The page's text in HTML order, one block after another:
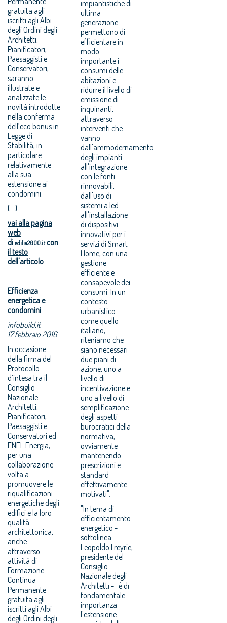
gratuita agli
iscritti agli Albi
degli Ordini degli
Architetti,
Pianificatori,
Paesaggisti e
Conservatori,
saranno
illustrate e
analizzate le
novità introdotte
nella conferma
dell’eco bonus in
Legge di
Stabilità, in
particolare
relativamente
alla sua
estensione ai
condomini.
(...)
vai alla pagina
web
di edilia2000.itcon
il testo
dell'articolo
Efficienza
energetica e
condomini
infobuild.it
17 febbraio 2016
In occasione
della firma del
Protocollo
d’intesa tra il
Consiglio
Nazionale
Architetti,
Pianificatori,
Paesaggisti e
Conservatori ed
ENEL Energia,
per una
collaborazione
volta a
promuovere le
riqualificazioni
energetiche degli
edifici e la loro
qualità
architettonica,
anche
attraverso
attività di
Formazione
Continua
Permanente
gratuita agli
iscritti agli Albi
degli Ordini degli
impiantistiche di
ultima
generazione
permettono di
efficientare in
modo
importante i
consumi delle
abitazioni e
ridurre il livello di
emissione di
inquinanti,
attraverso
interventi che
vanno
dall'ammodernamento
degli impianti
all'integrazione
con le fonti
rinnovabili,
dall'uso di
sistemi a led
all'installazione
di dispositivi
innovativi per i
servizi di Smart
Home, con una
gestione
efficiente e
consapevole dei
consumi. In un
contesto
urbanistico
come quello
italiano,
riteniamo che
siano necessari
due piani di
azione, uno a
livello di
incentivazione e
uno a livello di
semplificazione
degli aspetti
burocratici della
normativa,
ovviamente
mantenendo
prescrizioni e
standard
effettivamente
motivati".
"In tema di
efficientamento
energetico -
sottolinea
Leopoldo Freyrie,
presidente del
Consiglio
Nazionale degli
Architetti - è di
fondamentale
importanza
l'estensione -